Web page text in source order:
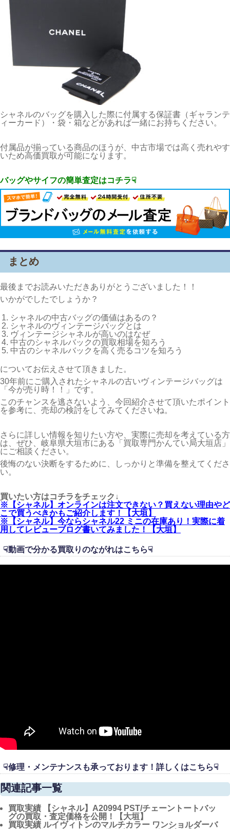
シャネルのバッグを購入した際に付属する保証書（ギャランテ
ィーカード）・袋・箱などがあれば一緒にお持ちください。
付属品が揃っている商品のほうが、中古市場では高く売れやす
いため高価買取が可能になります。
バッグやサイフの簡単査定はコチラ☟
まとめ
最後までお読みいただきありがとうございました！！
いかがでしたでしょうか？
シャネルの中古バッグの価値はあるの？
シャネルのヴィンテージバッグとは
ヴィンテージシャネルが高いのはなぜ
中古のシャネルバックの買取相場を知ろう
中古のシャネルバックを高く売るコツを知ろう
についてお伝えさせて頂きました。
30年前にご購入されたシャネルの古いヴィンテージバッグは
「今が売り時！！」です。
このチャンスを逃さないよう、今回紹介させて頂いたポイント
を参考に、売却の検討をしてみてくださいね。
さらに詳しい情報を知りたい方や、実際に売却を考えている方
は、ぜひ、岐阜県大垣市にある「買取専門かんてい局大垣店」
にご相談ください。
後悔のない決断をするために、しっかりと準備を整えてくださ
い。
買いたい方はコチラをチェック↓
※【シャネル】オンラインは注文できない？買えない理由やど
こで買うべきかもご紹介します！【大垣】
※【シャネル】今ならシャネル22 ミニの在庫あり！実際に着
用してレビューブログ書いてみました！【大垣】
☟動画で分かる買取りのながれはこちら☟
☟修理・メンテナンスも承っております！詳しくはこちら☟
関連記事一覧
買取実績 【シャネル】A20994 PST/チェーントートバッ
グの買取・査定価格を公開！【大垣】
買取実績 ルイヴィトンのマルチカラー ワンショルダーバ